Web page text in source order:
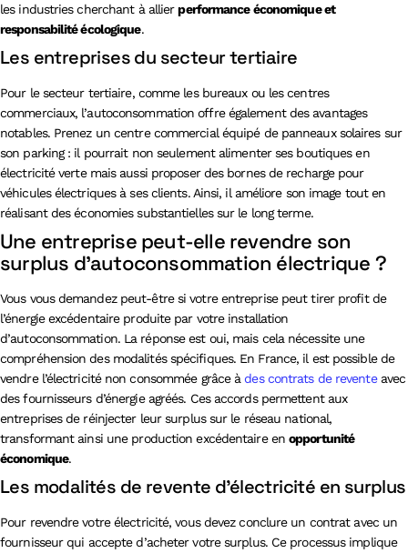
les industries cherchant à allierperformance économique et
responsabilité écologique.
Les entreprises du secteur tertiaire
Pour le secteur tertiaire, comme les bureaux ou les centres
commerciaux, l’autoconsommation offre également des avantages
notables. Prenez un centre commercial équipé de panneaux solaires sur
son parking : il pourrait non seulement alimenter ses boutiques en
électricité verte mais aussi proposer des bornes de recharge pour
véhicules électriques à ses clients. Ainsi, il améliore son image tout en
réalisant des économies substantielles sur le long terme.
Une entreprise peut-elle revendre son
surplus d’autoconsommation électrique ?
Vous vous demandez peut-être si votre entreprise peut tirer profit de
l’énergie excédentaire produite par votre installation
d’autoconsommation. La réponse est oui, mais cela nécessite une
compréhension des modalités spécifiques. En France, il est possible de
vendre l’électricité non consommée grâce àdes contrats de reventeavec
des fournisseurs d’énergie agréés. Ces accords permettent aux
entreprises de réinjecter leur surplus sur le réseau national,
transformant ainsi une production excédentaire enopportunité
économique.
Les modalités de revente d’électricité en surplus
Pour revendre votre électricité, vous devez conclure un contrat avec un
fournisseur qui accepte d’acheter votre surplus. Ce processus implique